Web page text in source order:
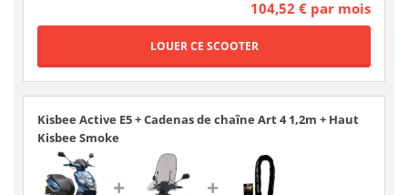
104,52 € par mois
Kisbee Active E5 + Cadenas de chaîne Art 4 1,2m + Haut
Kisbee Smoke